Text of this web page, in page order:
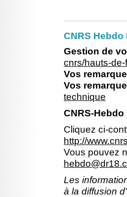
CNRS
Gestion de
cnrs/hauts-
Vos
Vos
technique
CNRS-
Cliquez ci-
http://
Vous pouvez
Les
à la diffusion